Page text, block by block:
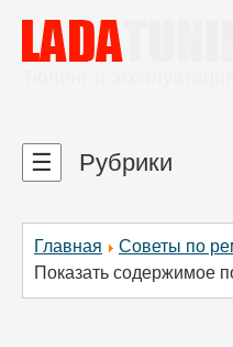
Главная
Советы по
Показать содержимое
☰ Рубрики